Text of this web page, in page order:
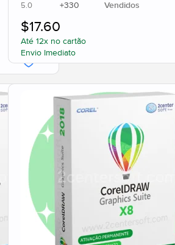
5.0 +330 Vendidos
Até 12x no cartão
Envio Imediato
$17.60